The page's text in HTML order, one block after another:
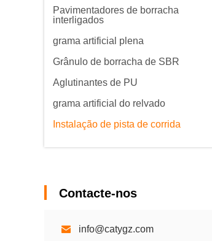
Pavimentadores de borracha
interligados
grama artificial plena
Grânulo de borracha de SBR
Aglutinantes de PU
grama artificial do relvado
Instalação de pista de corrida
Contacte-nos
info@catygz.com